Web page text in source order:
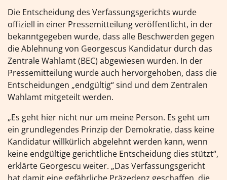
Die Entscheidung des Verfassungsgerichts wurde
offiziell in einer Pressemitteilung veröffentlicht, in der
bekanntgegeben wurde, dass alle Beschwerden gegen
die Ablehnung von Georgescus Kandidatur durch das
Zentrale Wahlamt (BEC) abgewiesen wurden. In der
Pressemitteilung wurde auch hervorgehoben, dass die
Entscheidungen „endgültig“ sind und dem Zentralen
Wahlamt mitgeteilt werden.
„Es geht hier nicht nur um meine Person. Es geht um
ein grundlegendes Prinzip der Demokratie, dass keine
Kandidatur willkürlich abgelehnt werden kann, wenn
keine endgültige gerichtliche Entscheidung dies stützt“,
erklärte Georgescu weiter. „Das Verfassungsgericht
hat damit eine gefährliche Präzedenz geschaffen, die